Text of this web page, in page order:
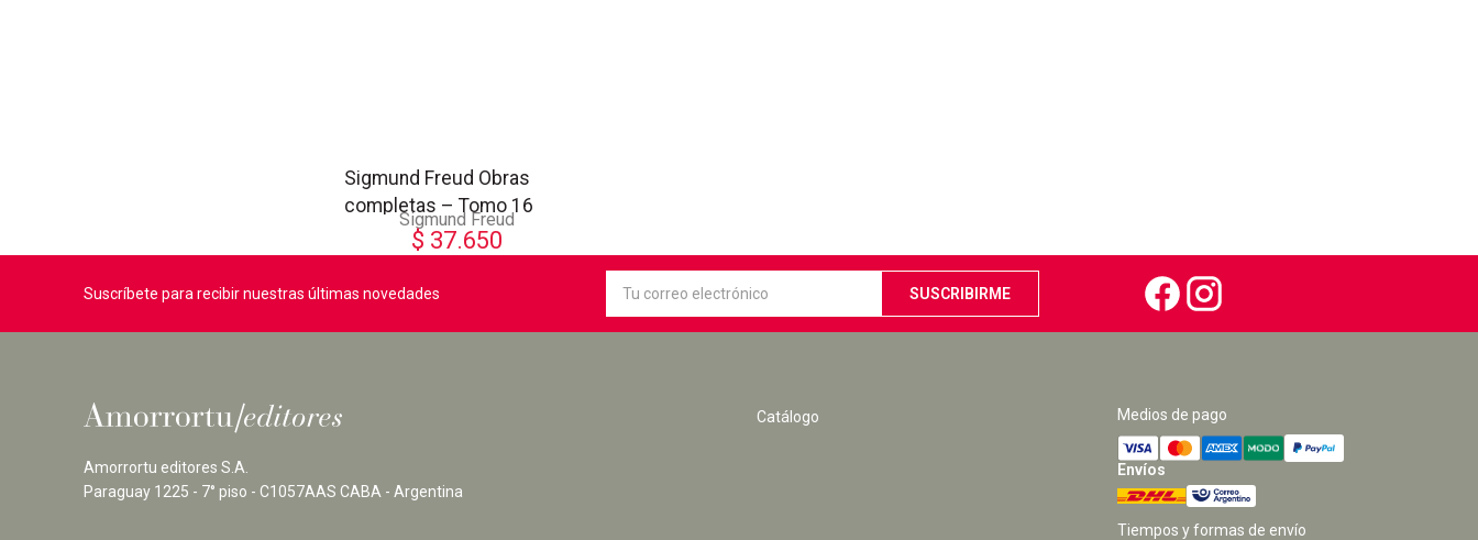
Sigmund Freud Obras
completas – Tomo 16
Sigmund Freud
$ 37.650
Suscríbete para recibir nuestras últimas novedades
Amorrortu editores S.A.
Paraguay 1225 - 7° piso - C1057AAS CABA - Argentina
Catálogo Medios de pago
Envíos
Tiempos y formas de envío